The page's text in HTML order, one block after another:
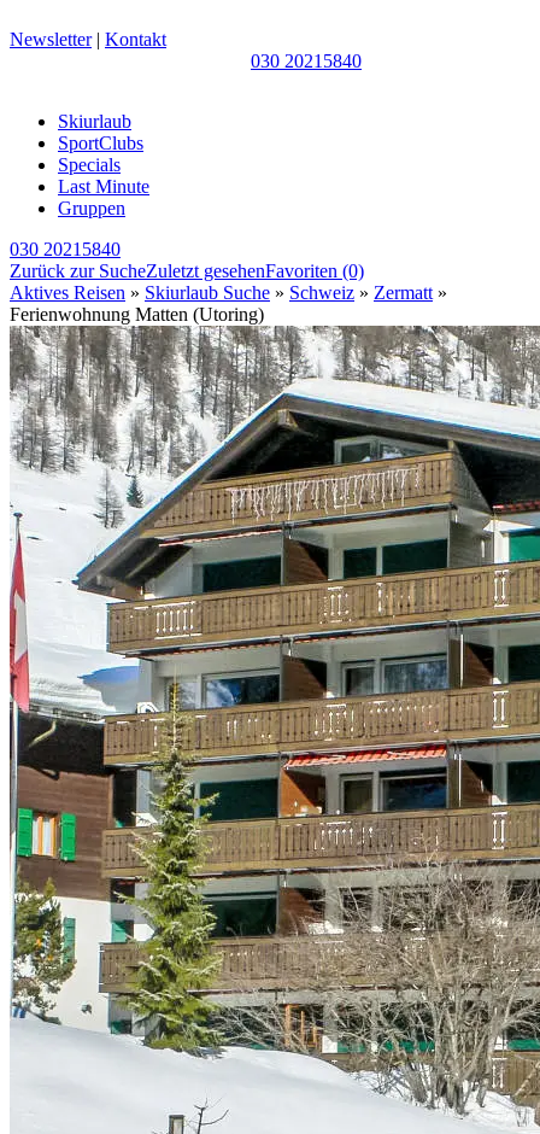
Newsletter| Kontakt
030 20215840
Skiurlaub
SportClubs
Specials
Last Minute
Gruppen
030 20215840
Zurück zur SucheZuletzt gesehenFavoriten (0)
Aktives Reisen » Skiurlaub Suche » Schweiz » Zermatt »
Ferienwohnung Matten (Utoring)